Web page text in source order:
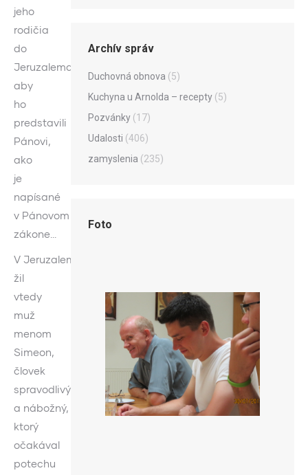
jeho
rodičia
do
Jeruzalema,
aby
ho
predstavili
Pánovi,
ako
je
napísané
v Pánovom
zákone…
V Jeruzaleme
žil
vtedy
muž
menom
Simeon,
človek
spravodlivý
a nábožný,
ktorý
očakával
potechu
Archív správ
Duchovná obnova (5)
Kuchyna u Arnolda – recepty (5)
Pozvánky (17)
Udalosti (406)
zamyslenia (235)
Foto